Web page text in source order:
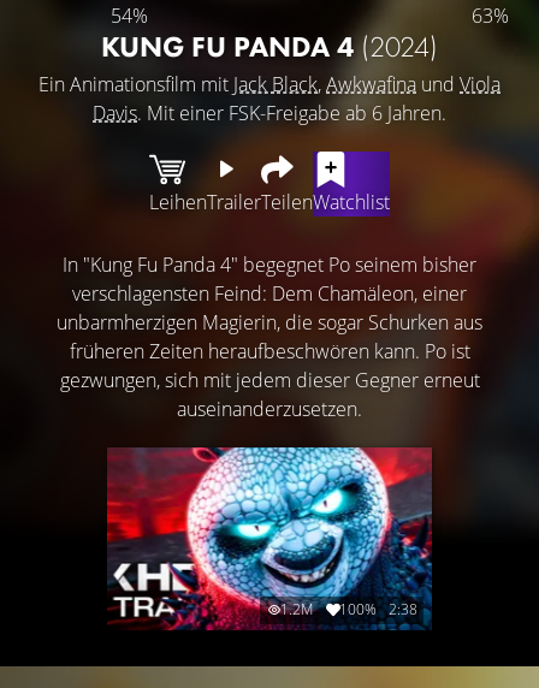
54% 63%
KUNG FU PANDA 4(2024)
Ein Animationsfilm mit Jack Black,Awkwafina und Viola
Davis. Mit einer FSK-Freigabe ab 6 Jahren.
LeihenTrailerTeilenWatchlist
In "Kung Fu Panda 4" begegnet Po seinem bisher
verschlagensten Feind: Dem Chamäleon, einer
unbarmherzigen Magierin, die sogar Schurken aus
früheren Zeiten heraufbeschwören kann. Po ist
gezwungen, sich mit jedem dieser Gegner erneut
auseinanderzusetzen.
1.2M 100% 2:38